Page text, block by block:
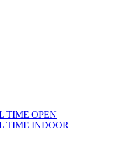
TIME OPEN
TIME INDOOR